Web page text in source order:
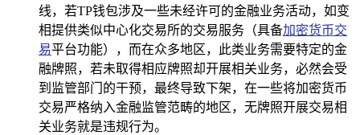
线，若TP钱包涉及一些未经许可的金融业务活动，如变
相提供类似中心化交易所的交易服务（具备加密货币交
易平台功能），而在众多地区，此类业务需要特定的金
融牌照，若未取得相应牌照却开展相关业务，必然会受
到监管部门的干预，最终导致下架，在一些将加密货币
交易严格纳入金融监管范畴的地区，无牌照开展交易相
关业务就是违规行为。